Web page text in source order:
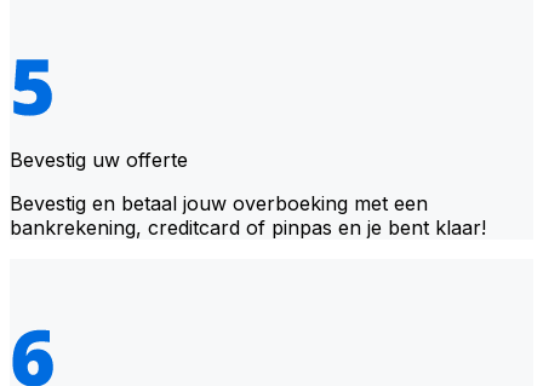
Bevestig uw offerte
Bevestig en betaal jouw overboeking met een
bankrekening, creditcard of pinpas en je bent klaar!